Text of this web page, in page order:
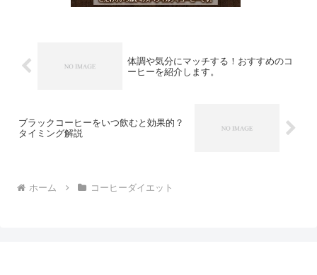
体調や気分にマッチする！おすすめのコ
ーヒーを紹介します。
ブラックコーヒーをいつ飲むと効果的？
タイミング解説
ホーム コーヒーダイエット